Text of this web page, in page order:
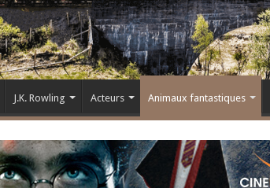
J.K. Rowling Acteurs Animaux fantastiques